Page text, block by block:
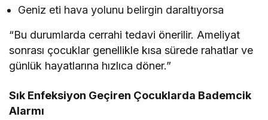
Geniz eti hava yolunu belirgin daraltıyorsa
“Bu durumlarda cerrahi tedavi önerilir. Ameliyat
sonrası çocuklar genellikle kısa sürede rahatlar ve
günlük hayatlarına hızlıca döner.”
Sık Enfeksiyon Geçiren Çocuklarda Bademcik
Alarmı